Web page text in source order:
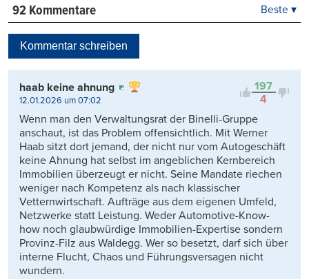
92 Kommentare
Kontrovers
Beste ▾
Kommentar schreiben
197
4
haab keine ahnung
12.01.2026 um 07:02
Wenn man den Verwaltungsrat der Binelli-Gruppe
anschaut, ist das Problem offensichtlich. Mit Werner
Haab sitzt dort jemand, der nicht nur vom Autogeschäft
keine Ahnung hat selbst im angeblichen Kernbereich
Immobilien überzeugt er nicht. Seine Mandate riechen
weniger nach Kompetenz als nach klassischer
Vetternwirtschaft. Aufträge aus dem eigenen Umfeld,
Netzwerke statt Leistung. Weder Automotive-Know-
how noch glaubwürdige Immobilien-Expertise sondern
Provinz-Filz aus Waldegg. Wer so besetzt, darf sich über
interne Flucht, Chaos und Führungsversagen nicht
wundern.